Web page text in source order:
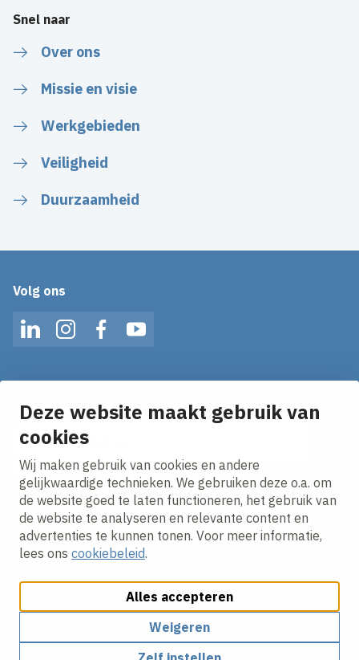
Deze website maakt gebruik van
cookies
Wij maken gebruik van cookies en andere
gelijkwaardige technieken. We gebruiken deze o.a. om
de website goed te laten functioneren, het gebruik van
de website te analyseren en relevante content en
advertenties te kunnen tonen. Voor meer informatie,
lees ons cookiebeleid.
Alles accepteren
Weigeren
Snel naar
Over ons
Missie en visie
Werkgebieden
Veiligheid
Duurzaamheid
Volg ons
LinkedInInstagramFacebookYouTube
Ontvang onze nieuws alerts in je mailbox!
E-mailadres
Ik ga akkoord met hetprivacy statement.
Cookies aanpassenCookie beleidPrivacy policy